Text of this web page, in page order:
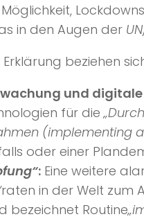
Möglichkeit,
in den Augen der
Erklärung beziehen
und
für die
(implementing
oder einer
: Eine weitere
raten in der Welt zum
bezeichnet Routine